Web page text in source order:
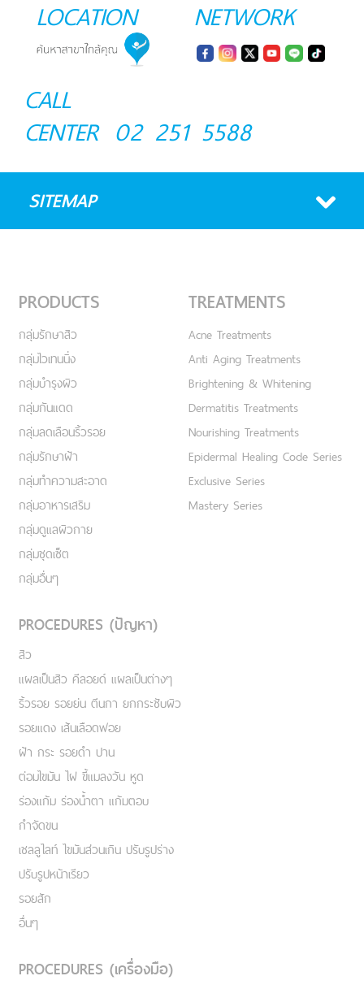
LOCATION
NETWORK
CALL
CENTER 02 251 5588
SITEMAP
PRODUCTS
กลุ่มรักษาสิว
กลุ่มไวเทนนิ่ง
กลุ่มบำรุงผิว
กลุ่มกันแดด
กลุ่มลดเลือนริ้วรอย
กลุ่มรักษาฝ้า
กลุ่มทำความสะอาด
กลุ่มอาหารเสริม
กลุ่มดูแลผิวกาย
กลุ่มชุดเซ็ต
กลุ่มอื่นๆ
TREATMENTS
Acne Treatments
Anti Aging Treatments
Brightening & Whitening
Dermatitis Treatments
Nourishing Treatments
Epidermal Healing Code Series
Exclusive Series
Mastery Series
PROCEDURES (ปัญหา)
สิว
แผลเป็นสิว คีลอยด์ แผลเป็นต่างๆ
ริ้วรอย รอยย่น ตีนกา ยกกระชับผิว
รอยแดง เส้นเลือดฟอย
ฝ้า กระ รอยดำ ปาน
ต่อมไขมัน ไฝ ขี้แมลงวัน หูด
ร่องแก้ม ร่องน้ำตา แก้มตอบ
กำจัดขน
เชลลูไลท์ ไขมันส่วนเกิน ปรับรูปร่าง
ปรับรูปหน้าเรียว
รอยสัก
อื่นๆ
PROCEDURES (เครื่องมือ)